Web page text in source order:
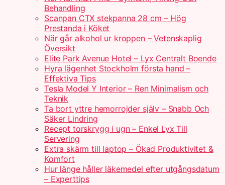
Behandling
Scanpan CTX stekpanna 28 cm – Hög
Prestanda i Köket
När går alkohol ur kroppen – Vetenskaplig
Översikt
Elite Park Avenue Hotel – Lyx Centralt Boende
Hyra lägenhet Stockholm första hand –
Effektiva Tips
Tesla Model Y Interior – Ren Minimalism och
Teknik
Ta bort yttre hemorrojder själv – Snabb Och
Säker Lindring
Recept torskrygg i ugn – Enkel Lyx Till
Servering
Extra skärm till laptop – Ökad Produktivitet &
Komfort
Hur länge håller läkemedel efter utgångsdatum
– Experttips